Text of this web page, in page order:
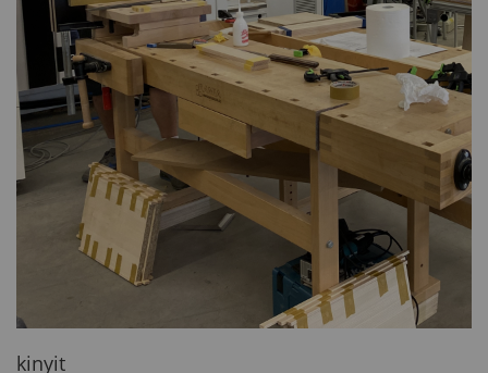
kinyit